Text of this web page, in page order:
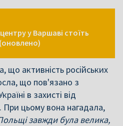
у Варшаві стоїть
що активність російських
що пов'язано з
в захисті від
При цьому вона нагадала,
завжди була велика,